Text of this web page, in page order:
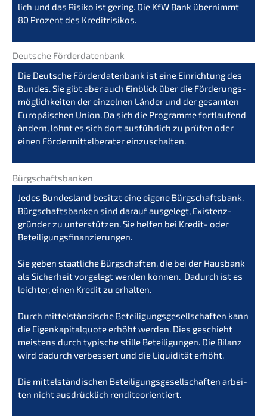
lich und das Risiko ist gering. Die KfW Bank übernimmt
80 Prozent des Kreditrisikos.
Deutsche Förder­da­ten­bank
Die Deutsche Förder­da­ten­bank ist eine Einrich­tung des
Bundes. Sie gibt aber auch Einblick über die Förde­rungs­
mög­lich­kei­ten der einzel­nen Länder und der gesam­ten
Europäi­schen Union. Da sich die Program­me fortlau­fend
ändern, lohnt es sich dort ausführ­lich zu prüfen oder
einen Förder­mit­tel­be­ra­ter einzuschalten.
Bürgschafts­ban­ken
Jedes Bundes­land besitzt eine eigene Bürgschafts­bank.
Bürgschafts­ban­ken sind darauf ausge­legt, Existenz­
grün­der zu unter­stüt­zen. Sie helfen bei Kredit- oder
Betei­li­gungs­fi­nan­zie­run­gen.
Sie geben staat­li­che Bürgschaf­ten, die bei der Hausbank
als Sicher­heit vorge­legt werden können. Dadurch ist es
leich­ter, einen Kredit zu erhal­ten.
Durch mittel­stän­di­sche Betei­li­gungs­ge­sell­schaf­ten kann
die Eigen­ka­pi­tal­quo­te erhöht werden. Dies geschieht
meistens durch typische stille Betei­li­gun­gen. Die Bilanz
wird dadurch verbes­sert und die Liqui­di­tät erhöht.
Die mittel­stän­di­schen Betei­li­gungs­ge­sell­schaf­ten arbei­
ten nicht ausdrück­lich renditeorientiert.